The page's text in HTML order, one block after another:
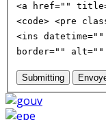
<a href=""
<code> <pre
<ins
border=""
Submitting